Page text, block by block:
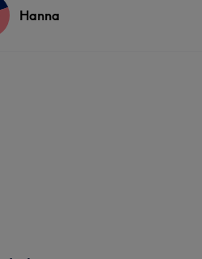
Hanna